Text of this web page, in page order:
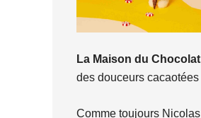
La Maison du Chocolat
des douceurs cacaotées
Comme toujours Nicolas